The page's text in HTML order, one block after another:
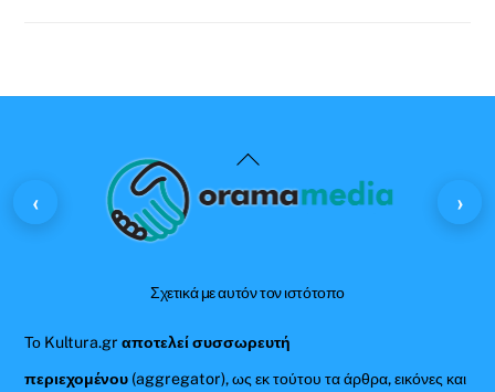
Back
To
Σχετικά με αυτόν τον ιστότοπο
Το Kultura.grαποτελεί συσσωρευτή
περιεχομένου (aggregator), ως εκ τούτου τα άρθρα, εικόνες και
‹ ›